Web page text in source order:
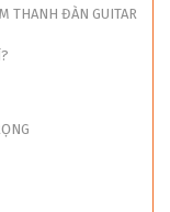
THANH ĐÀN GUITAR